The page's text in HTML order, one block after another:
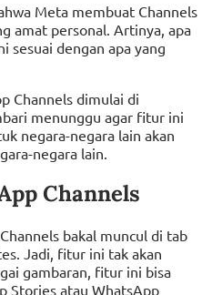
Meta membuat Channels
amat personal. Artinya, apa
sesuai dengan apa yang
Channels dimulai di
menunggu agar fitur ini
negara-negara lain akan
negara lain.
Channels
bakal muncul di tab
Jadi, fitur ini tak akan
gambaran, fitur ini bisa
Stories atau WhatsApp